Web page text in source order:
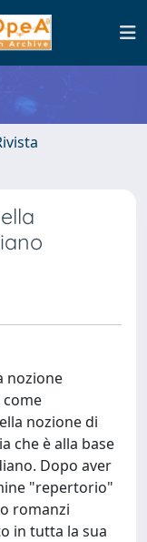
nozione
nozione di
che è alla base
Dopo aver
"repertorio"
romanzi
in tutta la sua